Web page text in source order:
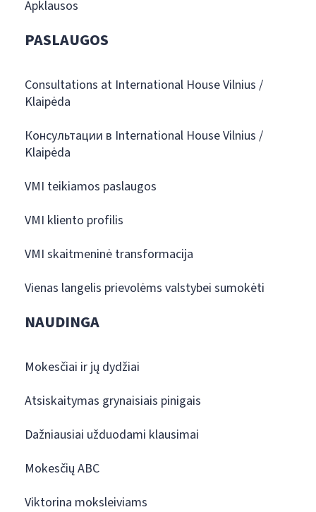
Apklausos
PASLAUGOS
Consultations at International House Vilnius /
Klaipėda
Консультации в International House Vilnius /
Klaipėda
VMI teikiamos paslaugos
VMI kliento profilis
VMI skaitmeninė transformacija
Vienas langelis prievolėms valstybei sumokėti
NAUDINGA
Mokesčiai ir jų dydžiai
Atsiskaitymas grynaisiais pinigais
Dažniausiai užduodami klausimai
Mokesčių ABC
Viktorina moksleiviams